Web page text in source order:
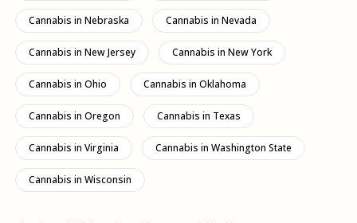
Cannabis in Nebraska Cannabis in Nevada
Cannabis in New Jersey Cannabis in New York
Cannabis in Ohio Cannabis in Oklahoma
Cannabis in Oregon Cannabis in Texas
Cannabis in Virginia Cannabis in Washington State
Cannabis in Wisconsin